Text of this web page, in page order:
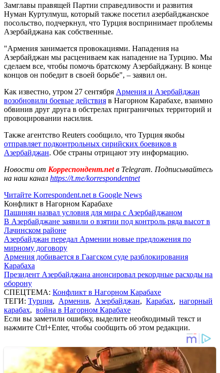
Замглавы правящей Партии справедливости и развития
Нуман Куртулмуш, который также посетил азербайджанское
посольство, подчеркнул, что Турция воспринимает проблемы
Азербайджана как собственные.
"Армения занимается провокациями. Нападения на
Азербайджан мы расцениваем как нападение на Турцию. Мы
сделаем все, чтобы помочь братскому Азербайджану. В конце
концов он победит в своей борьбе", – заявил он.
Как известно, утром 27 сентября Армения и Азербайджан
возобновили боевые действия в Нагорном Карабахе, взаимно
обвинив друг друга в обстрелах приграничных территорий и
провоцировании насилия.
Также агентство Reuters сообщило, что Турция якобы
отправляет подконтрольных сирийских боевиков в
Азербайджан. Обе страны отрицают эту информацию.
Новости от Корреспондент.netв Telegram. Подписывайтесь
на наш канал https://t.me/korrespondentnet
Читайте Korrespondent.net в Google News
Конфликт в Нагорном Карабахе
Пашинян назвал условия для мира с Азербайджаном
В Азербайджане заявили о взятии под контроль ряда высот в
Лачинском районе
Азербайджан передал Армении новые предложения по
мирному договору
Армения добивается в Гаагском суде разблокирования
Карабаха
Президент Азербайджана анонсировал рекордные расходы на
оборону
СПЕЦТЕМА: Конфликт в Нагорном Карабахе
ТЕГИ: Турция, Армения, Азербайджан, Карабах, нагорный
карабах, война в Нагорном Карабахе
Если вы заметили ошибку, выделите необходимый текст и
нажмите Ctrl+Enter, чтобы сообщить об этом редакции.